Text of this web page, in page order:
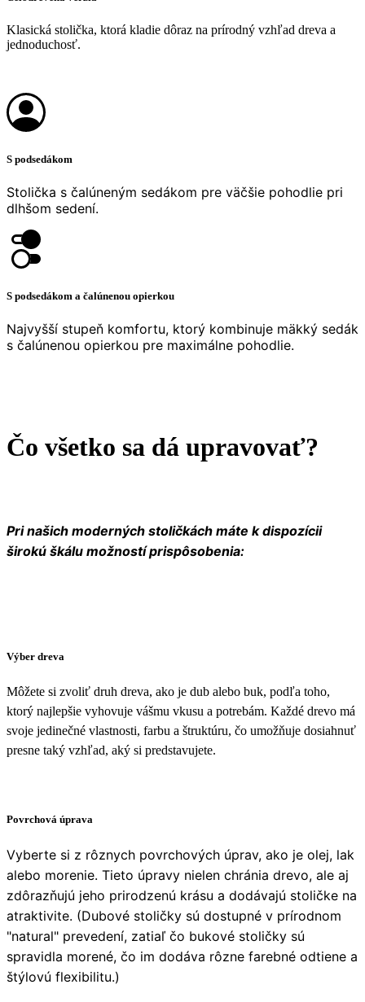
Klasická stolička, ktorá kladie dôraz na prírodný vzhľad dreva a
jednoduchosť.
S podsedákom
Stolička s čalúneným sedákom pre väčšie pohodlie pri
dlhšom sedení.
S podsedákom a čalúnenou opierkou
Najvyšší stupeň komfortu, ktorý kombinuje mäkký sedák
s čalúnenou opierkou pre maximálne pohodlie.
Čo všetko sa dá upravovať?
Pri našich moderných stoličkách máte k dispozícii
širokú škálu možností prispôsobenia:
Výber dreva
Môžete si zvoliť druh dreva, ako je dub alebo buk, podľa toho,
ktorý najlepšie vyhovuje vášmu vkusu a potrebám. Každé drevo má
svoje jedinečné vlastnosti, farbu a štruktúru, čo umožňuje dosiahnuť
presne taký vzhľad, aký si predstavujete.
Povrchová úprava
Vyberte si z rôznych povrchových úprav, ako je olej, lak
alebo morenie. Tieto úpravy nielen chránia drevo, ale aj
zdôrazňujú jeho prirodzenú krásu a dodávajú stoličke na
atraktivite. (Dubové stoličky sú dostupné v prírodnom
"natural" prevedení, zatiaľ čo bukové stoličky sú
spravidla morené, čo im dodáva rôzne farebné odtiene a
štýlovú flexibilitu.)